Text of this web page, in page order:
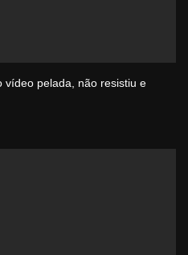
vídeo pelada, não resistiu e